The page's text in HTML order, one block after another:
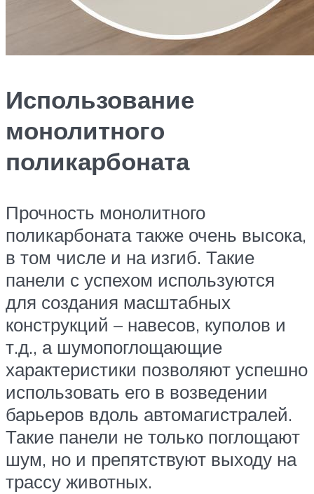
Использование
монолитного
поликарбоната
Прочность монолитного
поликарбоната также очень высока,
в том числе и на изгиб. Такие
панели с успехом используются
для создания масштабных
конструкций – навесов, куполов и
т.д., а шумопоглощающие
характеристики позволяют успешно
использовать его в возведении
барьеров вдоль автомагистралей.
Такие панели не только поглощают
шум, но и препятствуют выходу на
трассу животных.